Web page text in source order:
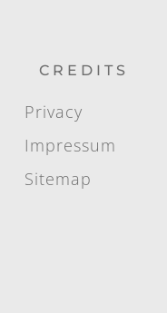
CREDITS
Privacy
Impressum
Sitemap